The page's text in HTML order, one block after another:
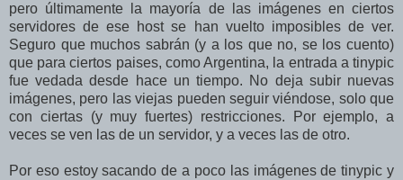
pero últimamente la mayoría de las imágenes en ciertos
servidores de ese host se han vuelto imposibles de ver.
Seguro que muchos sabrán (y a los que no, se los cuento)
que para ciertos paises, como Argentina, la entrada a tinypic
fue vedada desde hace un tiempo. No deja subir nuevas
imágenes, pero las viejas pueden seguir viéndose, solo que
con ciertas (y muy fuertes) restricciones. Por ejemplo, a
veces se ven las de un servidor, y a veces las de otro.
Por eso estoy sacando de a poco las imágenes de tinypic y